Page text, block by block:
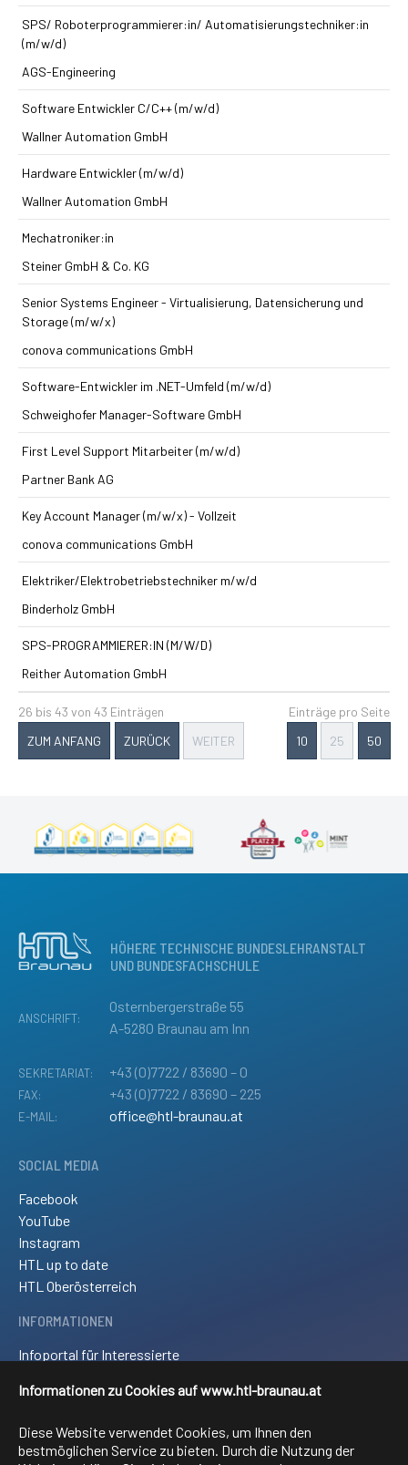
Informationen zu Cookies auf www.htl-braunau.at
Diese Website verwendet Cookies, um Ihnen den
bestmöglichen Service zu bieten. Durch die Nutzung der
SPS/ Roboterprogrammierer:in/ Automatisierungstechniker:in
(m/w/d)
AGS-Engineering
Software Entwickler C/C++ (m/w/d)
Wallner Automation GmbH
Hardware Entwickler (m/w/d)
Wallner Automation GmbH
Mechatroniker:in
Steiner GmbH & Co. KG
Senior Systems Engineer - Virtualisierung, Datensicherung und
Storage (m/w/x)
conova communications GmbH
Software-Entwickler im .NET-Umfeld (m/w/d)
Schweighofer Manager-Software GmbH
First Level Support Mitarbeiter (m/w/d)
Partner Bank AG
Key Account Manager (m/w/x) - Vollzeit
conova communications GmbH
Elektriker/Elektrobetriebstechniker m/w/d
Binderholz GmbH
SPS-PROGRAMMIERER:IN (M/W/D)
Reither Automation GmbH
26 bis 43 von 43 Einträgen
ZUM ANFANG
ZURÜCK WEITER
Einträge pro Seite
10
25 50
HÖHERE TECHNISCHE BUNDESLEHRANSTALT
UND BUNDESFACHSCHULE
ANSCHRIFT:
Osternbergerstraße 55
A-5280 Braunau am Inn
SEKRETARIAT: +43 (0)7722 / 83690 – 0
FAX: +43 (0)7722 / 83690 – 225
E-MAIL: office@htl-braunau.at
SOCIAL MEDIA
Facebook
YouTube
Instagram
HTL up to date
HTL Oberösterreich
INFORMATIONEN
Infoportal für Interessierte
Downloads
Sitemap